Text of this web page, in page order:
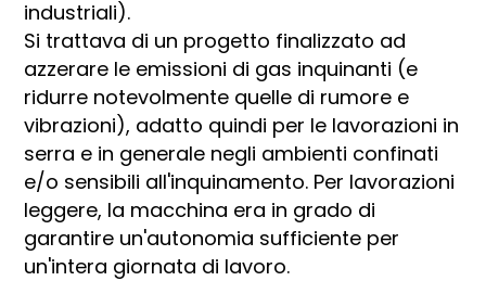
industriali).
Si trattava di un progetto finalizzato ad
azzerare le emissioni di gas inquinanti (e
ridurre notevolmente quelle di rumore e
vibrazioni), adatto quindi per le lavorazioni in
serra e in generale negli ambienti confinati
e/o sensibili all'inquinamento. Per lavorazioni
leggere, la macchina era in grado di
garantire un'autonomia sufficiente per
un'intera giornata di lavoro.